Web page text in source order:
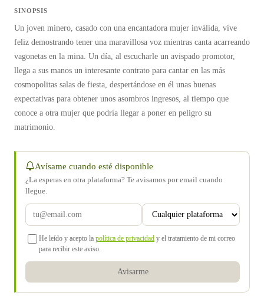
SINOPSIS
Un joven minero, casado con una encantadora mujer inválida, vive
feliz demostrando tener una maravillosa voz mientras canta acarreando
vagonetas en la mina. Un día, al escucharle un avispado promotor,
llega a sus manos un interesante contrato para cantar en las más
cosmopolitas salas de fiesta, despertándose en él unas buenas
expectativas para obtener unos asombros ingresos, al tiempo que
conoce a otra mujer que podría llegar a poner en peligro su
matrimonio.
Avísame cuando esté disponible
¿La esperas en otra plataforma? Te avisamos por email cuando
llegue.
He leído y acepto la política de privacidad y el tratamiento de mi correo
para recibir este aviso.
Avisarme